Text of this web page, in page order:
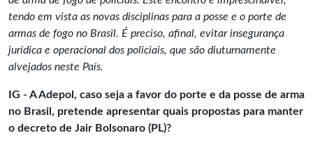
tendo em vista as novas disciplinas para a posse e o porte de
armas de fogo no Brasil. É preciso, afinal, evitar insegurança
jurídica e operacional dos policiais, que são diuturnamente
alvejados neste País.
IG - A Adepol, caso seja a favor do porte e da posse de arma
no Brasil, pretende apresentar quais propostas para manter
o decreto de Jair Bolsonaro (PL)?